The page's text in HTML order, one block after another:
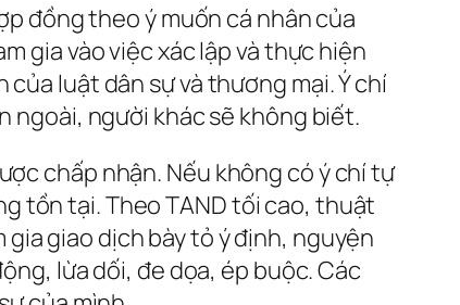
đồng theo ý muốn cá nhân của
gia vào việc xác lập và thực hiện
luật dân sự và thương mại. Ý chí
ngoài, người khác sẽ không biết.
chấp nhận. Nếu không có ý chí tự
tồn tại. Theo TAND tối cao, thuật
gia giao dịch bày tỏ ý định, nguyện
lừa dối, đe dọa, ép buộc. Các